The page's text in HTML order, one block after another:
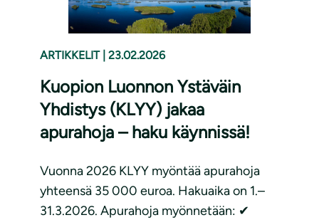
ARTIKKELIT 23.02.2026
Kuopion Luonnon Ystäväin
Yhdistys (KLYY) jakaa
apurahoja – haku käynnissä!
Vuonna 2026 KLYY myöntää apurahoja
yhteensä 35 000 euroa. Hakuaika on 1.–
31.3.2026. Apurahoja myönnetään: ✔